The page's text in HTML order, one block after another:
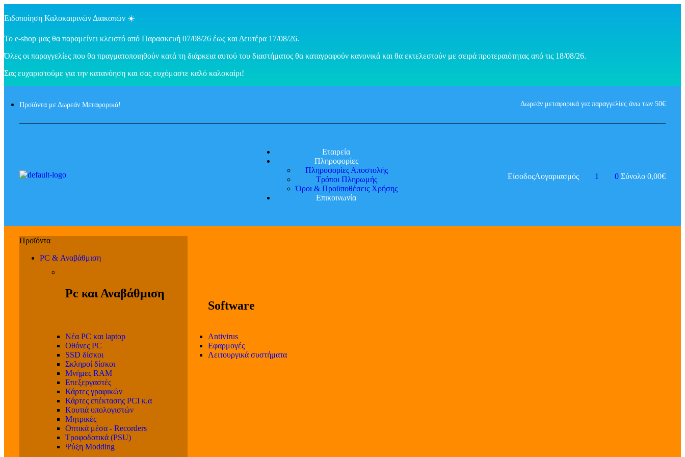
Ειδοποίηση Καλοκαιρινών Διακοπών ☀️
Το e-shop μας θα παραμείνει κλειστό από Παρασκευή 07/08/26 έως και Δευτέρα 17/08/26.
Όλες οι παραγγελίες που θα πραγματοποιηθούν κατά τη διάρκεια αυτού του διαστήματος θα καταγραφούν κανονικά και θα εκτελεστούν με σειρά προτεραιότητας από τις 18/08/26.
Σας ευχαριστούμε για την κατανόηση και σας ευχόμαστε καλό καλοκαίρι!
Προϊόντα με Δωρεάν Μεταφορικά! Δωρεάν μεταφορικά για παραγγελίες άνω των 50€
Εταιρεία
Πληροφορίες
Πληροφορίες Αποστολής
Τρόποι Πληρωμής
Όροι & Προϋποθέσεις Χρήσης
Επικοινωνία
ΕίσοδοςΛογαριασμός 1 0 Σύνολο 0,00€
PC & Αναβάθμιση
Pc και Αναβάθμιση
Software
Νέα PC και laptop
Οθόνες PC
SSD δίσκοι
Σκληροί δίσκοι
Μνήμες RAM
Επεξεργαστές
Κάρτες γραφικών
Κάρτες επέκτασης PCI κ.α
Κουτιά υπολογιστών
Μητρικές
Οπτικά μέσα - Recorders
Τροφοδοτικά (PSU)
Ψύξη Modding
Antivirus
Εφαρμογές
Λειτουργικά συστήματα